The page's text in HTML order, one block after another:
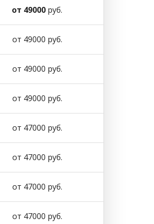
от 49000 руб.
от 49000 руб.
от 49000 руб.
от 49000 руб.
от 47000 руб.
от 47000 руб.
от 47000 руб.
от 47000 руб.